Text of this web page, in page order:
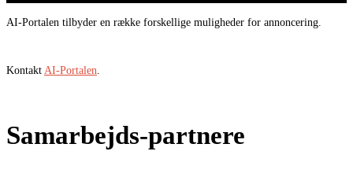
AI-Portalen tilbyder en række forskellige muligheder for annoncering.
Kontakt AI-Portalen
Samarbejds-partnere